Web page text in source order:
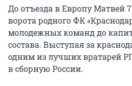
До отъезда в Европу Матвей
ворота родного ФК
молодежных команд до
состава. Выступая за
одним из лучших вратарей
в сборную России.